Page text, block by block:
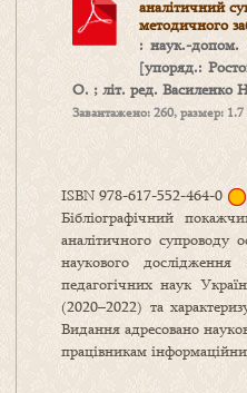
аналітичний
методичного
: наук.-
[упоряд.:
О. ; літ. ред.
Завантажено: 260, размер:
ISBN 978-617-552-464-0
Бібліографічний
аналітичного
наукового дослідження
педагогічних наук
(2020–2022) та
Видання адресовано
працівникам